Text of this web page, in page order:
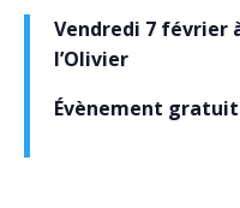
Vendredi 7 février
l’Olivier
Évènement gratuit